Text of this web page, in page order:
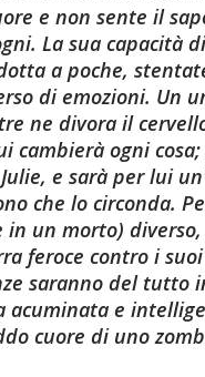
e non sente il
La sua capacità
a poche,
di emozioni. Un
ne divora il
cambierà ogni
e sarà per lui
che lo circonda.
un morto)
feroce contro i
saranno del tutto
e
cuore di uno